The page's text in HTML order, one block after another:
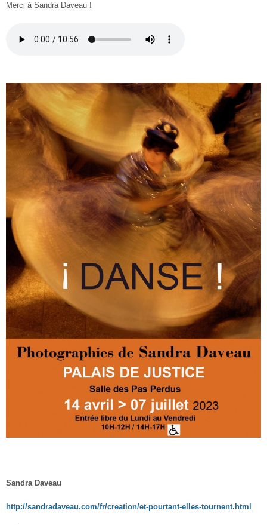
Merci à Sandra Daveau !
Sandra Daveau
http://sandradaveau.com/fr/creation/et-pourtant-elles-tournent.html